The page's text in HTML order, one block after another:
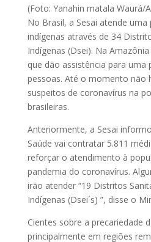
(Foto: Yanahin matala Waurá/
No Brasil, a Sesai atende uma
indígenas através de 34
Indígenas (Dsei). Na Amazônia
que dão assistência para uma
pessoas. Até o momento não
suspeitos de coronavírus na
brasileiras.
Anteriormente, a Sesai
Saúde vai contratar 5.811
reforçar o atendimento à
pandemia do coronavírus.
irão atender “19 Distritos
Indígenas (Dsei´s) ”, disse o
Cientes sobre a precariedade
principalmente em regiões